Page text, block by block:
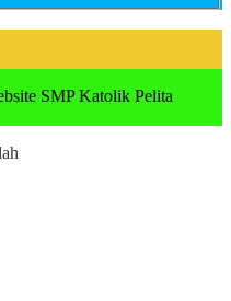
SMP Katolik Pelita